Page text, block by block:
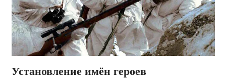
Установление имён героев